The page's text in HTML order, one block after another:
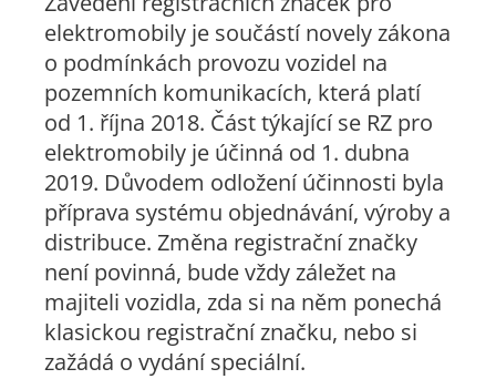
elektromobily je součástí novely zákona
o podmínkách provozu vozidel na
pozemních komunikacích, která platí
od 1. října 2018. Část týkající se RZ pro
elektromobily je účinná od 1. dubna
2019. Důvodem odložení účinnosti byla
příprava systému objednávání, výroby a
distribuce. Změna registrační značky
není povinná, bude vždy záležet na
majiteli vozidla, zda si na něm ponechá
klasickou registrační značku, nebo si
zažádá o vydání speciální.